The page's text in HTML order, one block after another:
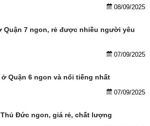
08/09/2025
Quận 7 ngon, rẻ được nhiều người yêu
07/09/2025
ở Quận 6 ngon và nổi tiếng nhất
07/09/2025
Đức ngon, giá rẻ, chất lượng